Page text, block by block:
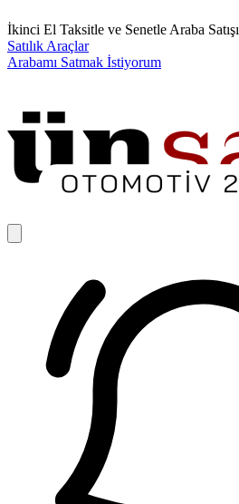
İkinci El Taksitle ve Senetle Araba Satışı
Satılık Araçlar
Arabamı Satmak İstiyorum